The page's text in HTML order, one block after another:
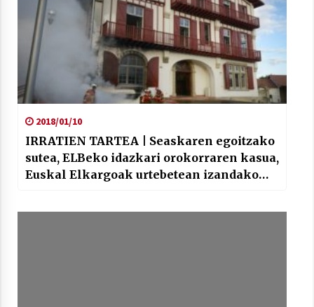
2018/01/10
IRRATIEN TARTEA | Seaskaren egoitzako
sutea, ELBeko idazkari orokorraren kasua,
Euskal Elkargoak urtebetean izandako